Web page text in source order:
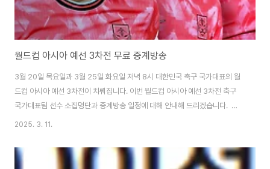
월드컵 아시아 예선 3차전 무료 중계방송
3월 20일 목요일과 3월 25일 화요일 저녁 8시 대한민국 축구 국가대표의 월
드컵 아시아 예선 3차전이 치뤄집니다. 이번 월드컵 아시아 예선 3차전 축구
국가대표팀 선수 소집명단과 중계방송 일정에 대해 안내해 드리겠습니다. 무
료 중계방송 바로가기 👆 챔피언스리그 무료 중계방송보기11월 27일 새벽 5
그에서 맞붙습니다. 현재 공식적으로 챔피언스리그 중계를 시청하기 위해선
SPOTV에 가입해야 시청korea.allofinformation.com 월드컵 아시아 예
2025. 3. 11.